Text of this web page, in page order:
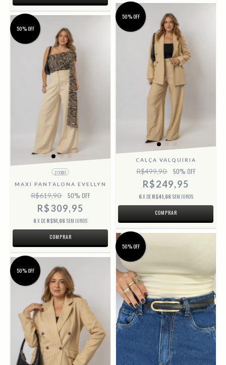
50% OFF
2 CORES
MAXI PANTALONA EVELLYN
R$619,90 50% OFF
R$309,95
6X DE R$51,66 SEM JUROS
COMPRAR
50% OFF
CALÇA VALQUIRIA
R$499,90 50% OFF
R$249,95
6X DE R$41,66 SEM JUROS
COMPRAR
50% OFF
50% OFF